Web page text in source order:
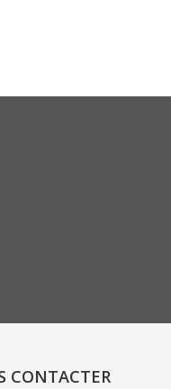
CONTACTER